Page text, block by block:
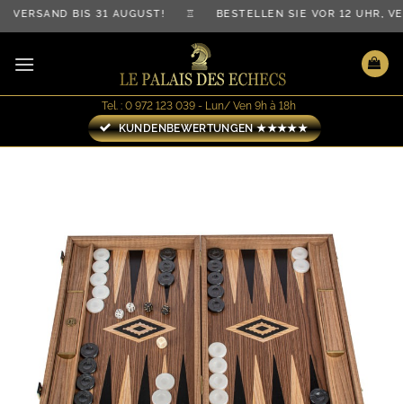
Zum
Inhalt
springen
VERSAND BIS 31 AUGUST! ♖ BESTELLEN SIE VOR 12 UHR,
Tel. : 0 972 123 039 - Lun/ Ven 9h à 18h
KUNDENBEWERTUNGEN ★★★★★